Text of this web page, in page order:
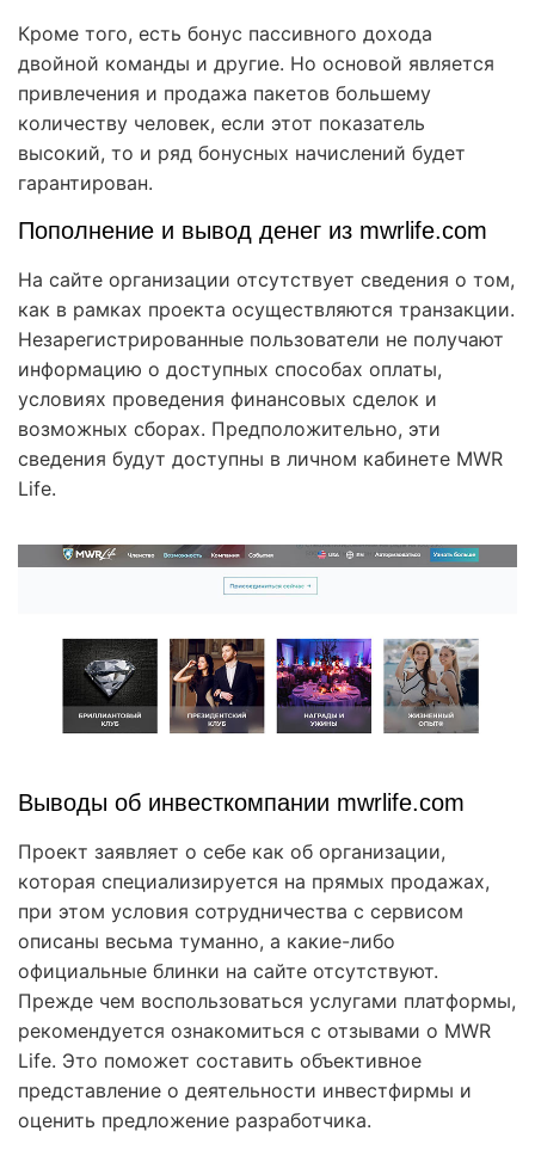
Кроме того, есть бонус пассивного дохода
двойной команды и другие. Но основой является
привлечения и продажа пакетов большему
количеству человек, если этот показатель
высокий, то и ряд бонусных начислений будет
гарантирован.
Пополнение и вывод денег из mwrlife.com
На сайте организации отсутствует сведения о том,
как в рамках проекта осуществляются транзакции.
Незарегистрированные пользователи не получают
информацию о доступных способах оплаты,
условиях проведения финансовых сделок и
возможных сборах. Предположительно, эти
сведения будут доступны в личном кабинете MWR
Life.
Выводы об инвесткомпании mwrlife.com
Проект заявляет о себе как об организации,
которая специализируется на прямых продажах,
при этом условия сотрудничества с сервисом
описаны весьма туманно, а какие-либо
официальные блинки на сайте отсутствуют.
Прежде чем воспользоваться услугами платформы,
рекомендуется ознакомиться с отзывами о MWR
Life. Это поможет составить объективное
представление о деятельности инвестфирмы и
оценить предложение разработчика.